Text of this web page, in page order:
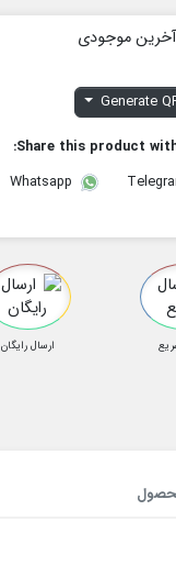
آخرین موجودی
Generate
Share this product
Whatsapp
ارسال رایگان